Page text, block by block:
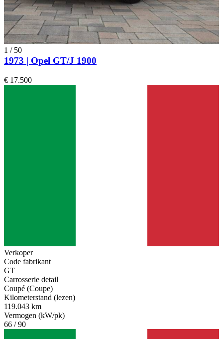
1 / 50
1973 | Opel GT/J 1900
€ 17.500
Verkoper
Code fabrikant
GT
Carrosserie detail
Coupé (Coupe)
Kilometerstand (lezen)
119.043 km
Vermogen (kW/pk)
66 / 90